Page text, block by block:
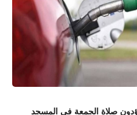
صلاة الجمعة في المسجد